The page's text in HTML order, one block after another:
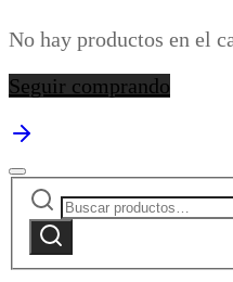
cantidad
No hay productos en el
Seguir comprando
Buscar
por:
Buscar